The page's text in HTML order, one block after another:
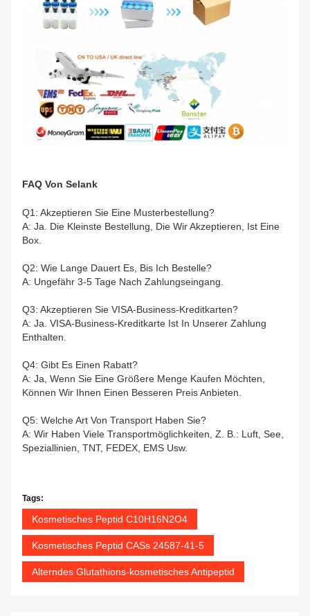
FAQ Von Selank
Q1: Akzeptieren Sie Eine Musterbestellung?
A: Ja. Die Kleinste Bestellung, Die Wir Akzeptieren, Ist Eine
Box.
Q2: Wie Lange Dauert Es, Bis Ich Bestelle?
A: Ungefähr 3-5 Tage Nach Zahlungseingang.
Q3: Akzeptieren Sie VISA-Business-Kreditkarten?
A: Ja. VISA-Business-Kreditkarte Ist In Unserer Zahlung
Enthalten.
Q4: Gibt Es Einen Rabatt?
A: Ja, Wenn Sie Eine Größere Menge Kaufen Möchten,
Können Wir Ihnen Einen Besseren Preis Anbieten.
Q5: Welche Art Von Transport Haben Sie?
A: Wir Haben Viele Transportmöglichkeiten, Z. B.: Luft, See,
Speziallinien, TNT, FEDEX, EMS Usw.
Tags:
Kosmetisches Peptid C10H16N2O4
Kosmetisches Peptid CASs 24587-41-5
Alterndes Glutathions-kosmetisches Antipeptid